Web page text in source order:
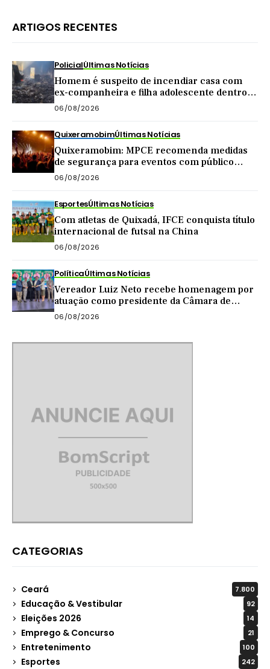
ARTIGOS RECENTES
PolicialÚltimas Notícias
Homem é suspeito de incendiar casa com
ex-companheira e filha adolescente dentro
do imóvel
06/08/2026
QuixeramobimÚltimas Notícias
Quixeramobim: MPCE recomenda medidas
de segurança para eventos com público
acima de mil pessoas
06/08/2026
EsportesÚltimas Notícias
Com atletas de Quixadá, IFCE conquista título
internacional de futsal na China
06/08/2026
PolíticaÚltimas Notícias
Vereador Luiz Neto recebe homenagem por
atuação como presidente da Câmara de
Quixadá
06/08/2026
CATEGORIAS
Ceará 7.800
Educação & Vestibular 92
Eleições 2026 14
Emprego & Concurso 21
Entretenimento 100
Esportes 242